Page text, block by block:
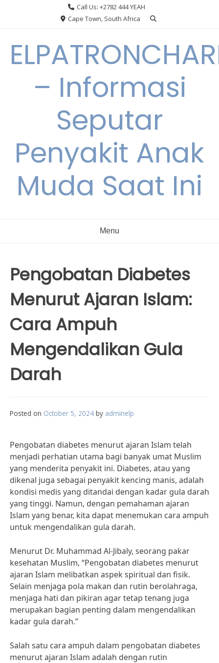
Call Us: +2782 444 YEAH
Cape Town, South Africa
– Informasi
Seputar
Penyakit Anak
Muda Saat Ini
Menu
Pengobatan Diabetes
Menurut Ajaran Islam:
Cara Ampuh
Mengendalikan Gula
Darah
Posted on October 5, 2024 by adminelp
Pengobatan diabetes menurut ajaran Islam telah
menjadi perhatian utama bagi banyak umat Muslim
yang menderita penyakit ini. Diabetes, atau yang
dikenal juga sebagai penyakit kencing manis, adalah
kondisi medis yang ditandai dengan kadar gula darah
yang tinggi. Namun, dengan pemahaman ajaran
Islam yang benar, kita dapat menemukan cara ampuh
untuk mengendalikan gula darah.
Menurut Dr. Muhammad Al-Jibaly, seorang pakar
kesehatan Muslim, “Pengobatan diabetes menurut
ajaran Islam melibatkan aspek spiritual dan fisik.
Selain menjaga pola makan dan rutin berolahraga,
menjaga hati dan pikiran agar tetap tenang juga
merupakan bagian penting dalam mengendalikan
kadar gula darah.”
Salah satu cara ampuh dalam pengobatan diabetes
menurut ajaran Islam adalah dengan rutin